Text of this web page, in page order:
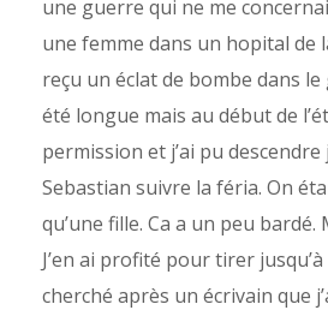
une guerre qui ne me
une femme dans un hopital de
reçu un éclat de bombe dans le
été longue mais au début de
permission et j’ai pu descendre
Sebastian suivre la féria. On
qu’une fille. Ca a un peu bardé.
J’en ai profité pour tirer jusqu’à
cherché après un écrivain que